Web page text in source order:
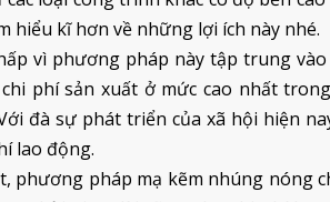
hiểu kĩ hơn về những lợi ích này nhé.
vì phương pháp này tập trung vào
phí sản xuất ở mức cao nhất
đà sự phát triển của xã hội hiện
lao động.
phương pháp mạ kẽm nhúng nóng